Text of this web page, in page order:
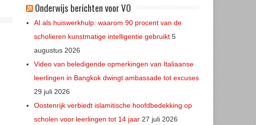
Onderwijs berichten voor VO
AI als huiswerkhulp: waarom 90 procent van de
scholieren kunstmatige intelligentie gebruikt 5
augustus 2026
Video van beledigende opmerkingen van Italiaanse
leerlingen in Bangkok dwingt ambassade tot excuses
29 juli 2026
Oostenrijk verbiedt islamitische hoofdbedekking op
scholen voor leerlingen tot 14 jaar 27 juli 2026